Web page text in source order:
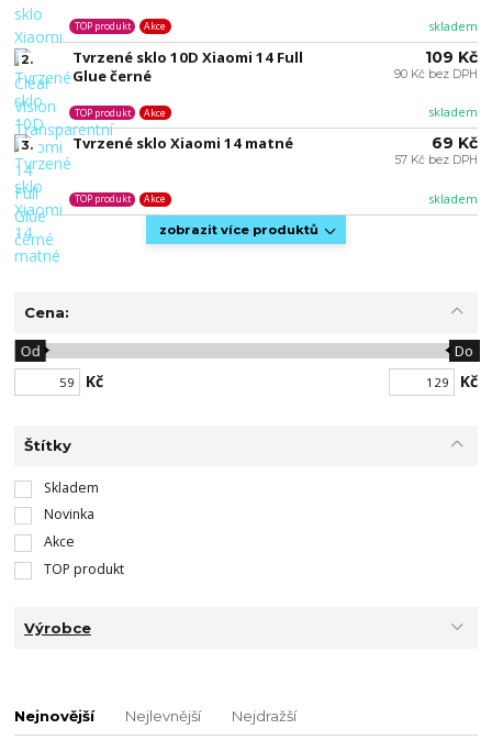
skladem
TOP produkt Akce
2.
Tvrzené sklo 10D Xiaomi 14 Full
Glue černé
skladem
TOP produkt Akce
109 Kč
90 Kč bez DPH
3. Tvrzené sklo Xiaomi 14 matné
skladem
TOP produkt Akce
69 Kč
57 Kč bez DPH
zobrazit více produktů
Cena:
Kč
Od Do
Kč
Štítky
Skladem
Novinka
Akce
TOP produkt
Výrobce
Nejnovější Nejlevnější Nejdražší